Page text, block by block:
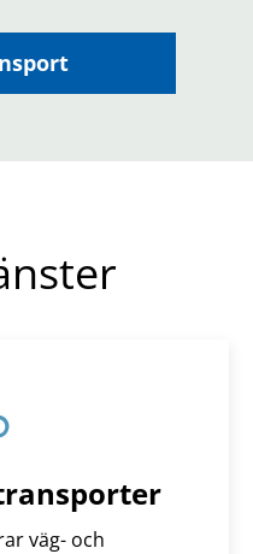
väg- och